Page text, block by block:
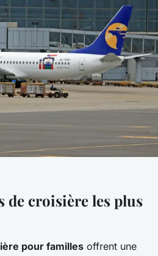
de croisière les plus
pour familles offrent une